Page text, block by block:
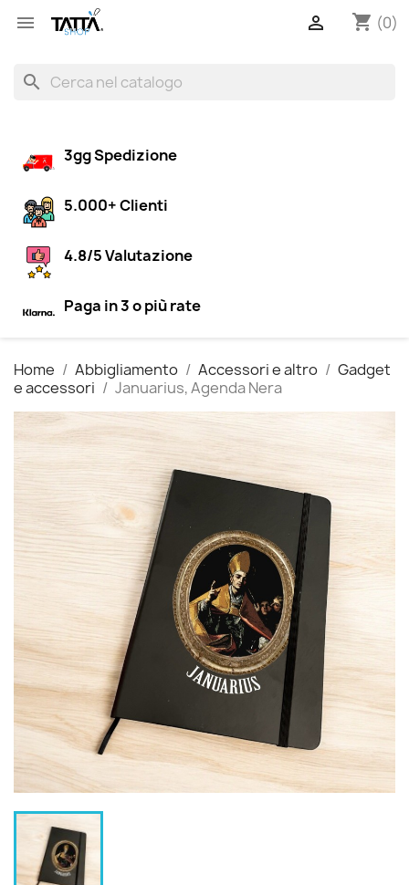
 shopping_cart (0)

search
3gg Spedizione
5.000+ Clienti
4.8/5 Valutazione
Paga in 3 o più rate
Home Abbigliamento Accessori e altro
Gadget
e accessori
Januarius, Agenda Nera